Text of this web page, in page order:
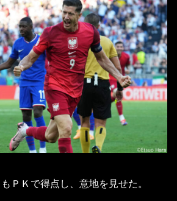
ＰＫで得点し、意地を見せた。